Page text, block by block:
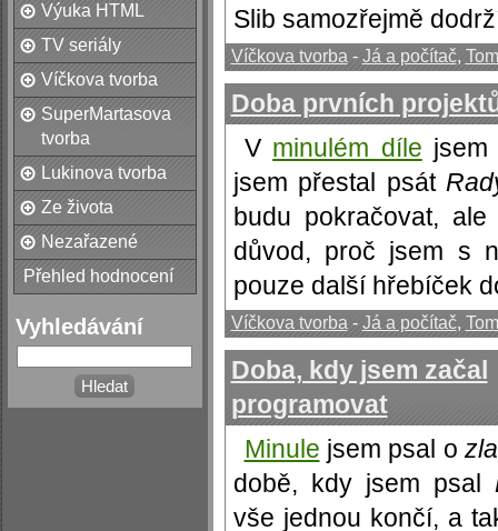
Výuka HTML
TV seriály
Víčkova tvorba
SuperMartasova
tvorba
Lukinova tvorba
Ze života
Nezařazené
Přehled hodnocení
Vyhledávání
Slib samozřejmě
Víčkova tvorba - Já a počítač,
Doba prvních
V minulém díle
jsem přestal psát
budu pokračovat,
důvod, proč jsem s
pouze další hřebíček
Víčkova tvorba - Já a počítač,
Doba, kdy jsem začal
programovat
Minule jsem psal o
době, kdy jsem psal
vše jednou končí, a